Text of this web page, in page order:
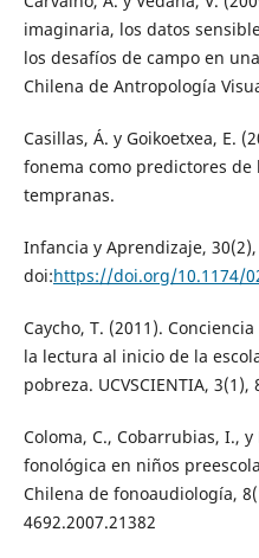
imaginaria, los datos
los desafíos de campo en
Chilena de Antropología
Casillas, Á. y Goikoetxea, E.
fonema como predictores
tempranas.
Infancia y Aprendizaje, 30(2),
doi:https://doi.org/10.1174/
Caycho, T. (2011).
la lectura al inicio de la
pobreza. UCVSCIENTIA, 3(1),
Coloma, C., Cobarrubias, I.,
fonológica en niños
Chilena de fonoaudiología,
4692.2007.21382